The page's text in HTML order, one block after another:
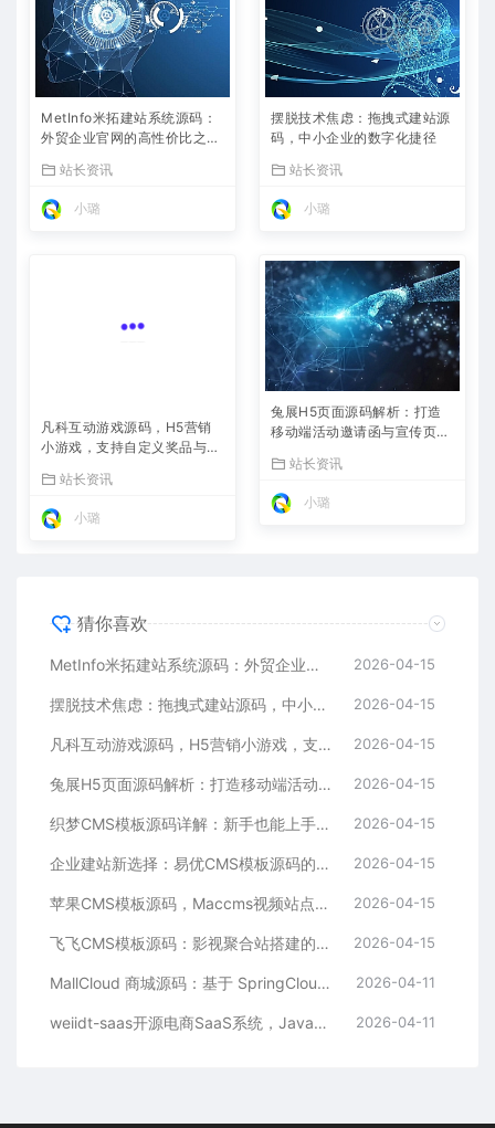
MetInfo米拓建站系统源码：
外贸企业官网的高性价比之
站长资讯
小璐
摆脱技术焦虑：拖拽式建站源
码，中小企业的数字化捷径
站长资讯
小璐
凡科互动游戏源码，H5营销
小游戏，支持自定义奖品与分
站长资讯
小璐
兔展H5页面源码解析：打造
移动端活动邀请函与宣传页的
站长资讯
小璐
猜你喜欢
MetInfo米拓建站系统源码：外贸企业官网的高性价比之选，内置SEO省心落地 2026-04-15
摆脱技术焦虑：拖拽式建站源码，中小企业的数字化捷径 2026-04-15
凡科互动游戏源码，H5营销小游戏，支持自定义奖品与分享 2026-04-15
兔展H5页面源码解析：打造移动端活动邀请函与宣传页的利器 2026-04-15
织梦CMS模板源码详解：新手也能上手的DedeCMS二次开发与建站指南 2026-04-15
企业建站新选择：易优CMS模板源码的多语言与SEO优势 2026-04-15
苹果CMS模板源码，Maccms视频站点，影视资源站模板首选 2026-04-15
飞飞CMS模板源码：影视聚合站搭建的理想之选 2026-04-15
MallCloud 商城源码：基于 SpringCloud Alibaba 的高并发电商系统深度解析 2026-04-11
weiidt-saas开源电商SaaS系统，Java社区版，支持多租户与插件化扩展 2026-04-11